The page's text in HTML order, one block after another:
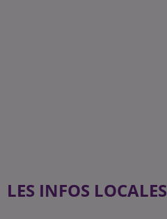
LES INFOS LOCALES